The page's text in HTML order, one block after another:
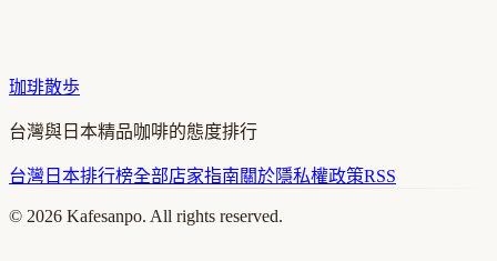
珈琲散歩
台灣與日本精品咖啡的態度排行
台灣 日本排行榜全部店家指南關於隱私權政策RSS
© 2026 Kafesanpo. All rights reserved.